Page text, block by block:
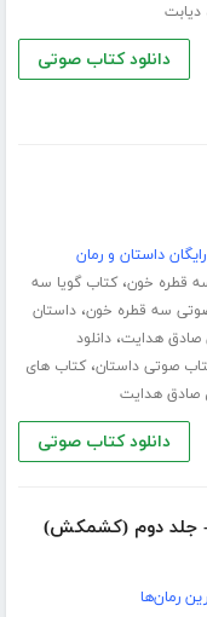
دیابت
دانلود کتاب صوتی
داستان و رمان
قطره خون،کتاب گویا سه
صوتی سه قطره خون،داستان
صادق هدایت،دانلود
صوتی داستان،کتاب های
صادق هدایت
دانلود کتاب صوتی
- جلد دوم (کشمکش)
رمان‌ها